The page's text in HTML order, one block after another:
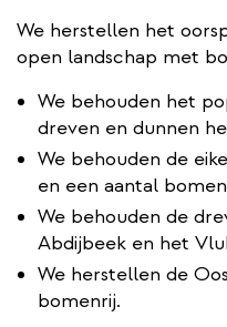
We herstellen het
open landschap met
We behouden het
dreven en dunnen
We behouden de
en een aantal
We behouden de
Abdijbeek en het
We herstellen de
bomenrij.